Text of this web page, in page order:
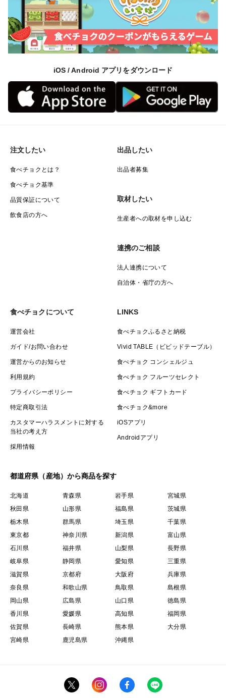
iOS / Android アプリをダウンロード
注文したい
食べチョクとは？
食べチョク基準
品質保証について
飲食店の方へ
出品したい
出品者募集
取材したい
生産者への取材を申し込む
連携のご相談
法人連携について
自治体・省庁の方へ
食べチョクについて
運営会社
ガイド/お問い合わせ
運営からのお知らせ
利用規約
プライバシーポリシー
特定商取引法
カスタマーハラスメントに対する
当社の考え方
採用情報
LINKS
食べチョクふるさと納税
Vivid TABLE（ビビッドテーブル）
食べチョク コンシェルジュ
食べチョク フルーツセレクト
食べチョク ギフトカード
食べチョク&more
iOSアプリ
Androidアプリ
都道府県（産地）から商品を探す
北海道 青森県 岩手県
宮城県
秋田県
山形県 福島県
茨城県
栃木県
群馬県 埼玉県
千葉県
東京都
神奈川県 新潟県
富山県
石川県
福井県 山梨県
長野県
岐阜県
静岡県 愛知県
三重県
滋賀県
京都府 大阪府
兵庫県
奈良県
和歌山県 鳥取県
島根県
岡山県
広島県 山口県
徳島県
香川県
愛媛県 高知県
福岡県
佐賀県
長崎県 熊本県
大分県
宮崎県
鹿児島県 沖縄県